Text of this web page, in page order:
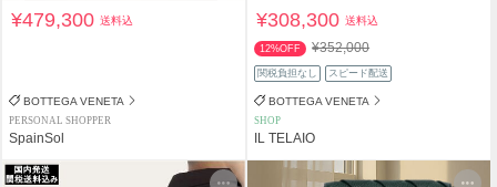
¥479,300送料込
BOTTEGA VENETA
PERSONAL SHOPPER
SpainSol
¥308,300送料込
12%OFF ¥352,000
関税負担なし スピード配送
BOTTEGA VENETA
SHOP
IL TELAIO